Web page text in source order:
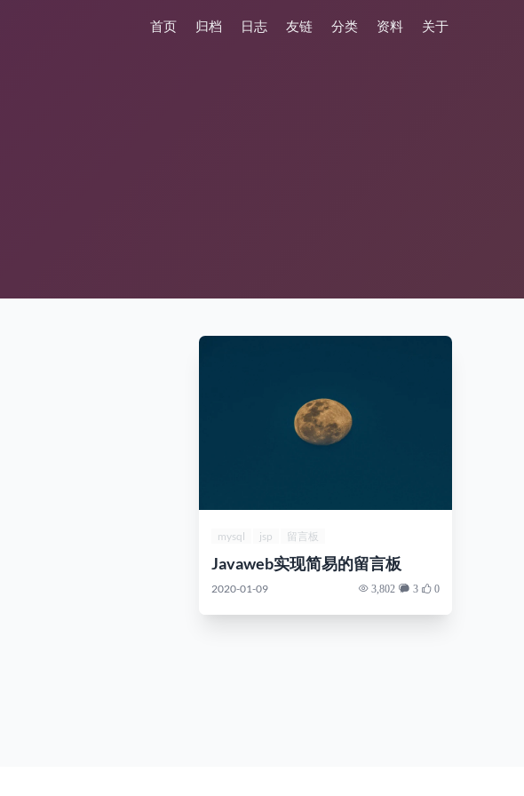
首页 归档 日志 友链 分类 资料 关于
mysql jsp 留言板
Javaweb实现简易的留言板
2020-01-09 3,802 3 0